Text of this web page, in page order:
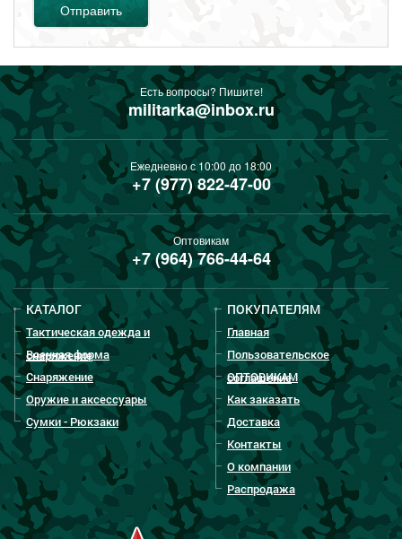
Отправить
Есть вопросы? Пишите!
militarka@inbox.ru
Ежедневно с 10:00 до 18:00
+7 (977) 822-47-00
Оптовикам
+7 (964) 766-44-64
КАТАЛОГ
Тактическая одежда и
снаряжение
Военная форма
Снаряжение
Оружие и аксессуары
Сумки - Рюкзаки
ПОКУПАТЕЛЯМ
Главная
Пользовательское
соглашение
ОПТОВИКАМ
Как заказать
Доставка
Контакты
О компании
Распродажа